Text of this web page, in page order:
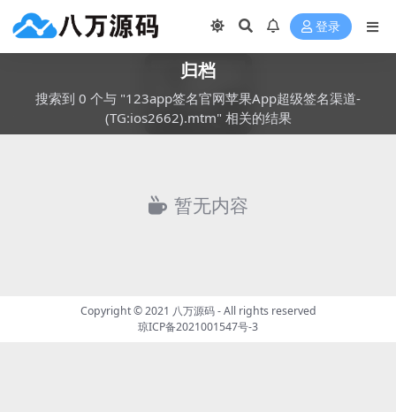
登录
归档
搜索到 0 个与 "123app签名官网苹果App超级签名渠道-
(TG:ios2662).mtm" 相关的结果
暂无内容
Copyright © 2021 八万源码- All rights reserved
琼ICP备2021001547号-3